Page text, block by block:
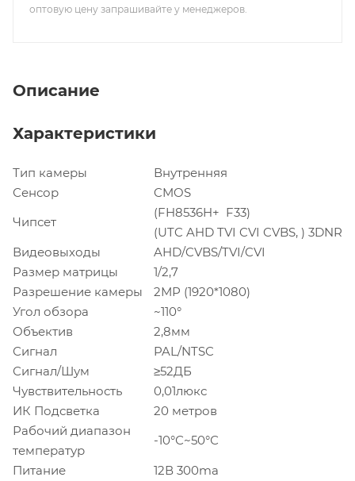
оптовую цену запрашивайте у менеджеров.
Описание
Характеристики
Тип камеры
Внутренняя
Сенсор
CMOS
Чипсет
(FH8536H+ F33)
(UTC AHD TVI CVI CVBS, ) 3DNR
Видеовыходы
AHD/CVBS/TVI/CVI
Размер матрицы
1/2,7
Разрешение камеры
2МР (1920*1080)
Угол обзора
~110°
Объектив
2,8мм
Сигнал
PAL/NTSC
Сигнал/Шум
≥52ДБ
Чувствительность
0,01люкс
ИК Подсветка
20 метров
Рабочий диапазон
температур
-10°С~50°С
Питание
12В 300ma